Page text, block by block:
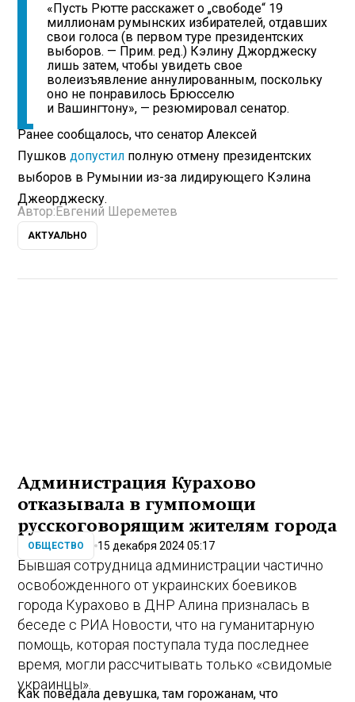
«Пусть Рютте расскажет о „свободе“ 19
миллионам румынских избирателей, отдавших
свои голоса (в первом туре президентских
выборов. — Прим. ред.) Кэлину Джорджеску
лишь затем, чтобы увидеть свое
волеизъявление аннулированным, поскольку
оно не понравилось Брюсселю
и Вашингтону», — резюмировал сенатор.
Ранее сообщалось, что сенатор Алексей
Пушков допустил полную отмену президентских
выборов в Румынии из-за лидирующего Кэлина
Джеорджеску.
Автор: Евгений Шереметев
АКТУАЛЬНО
Администрация Курахово
отказывала в гумпомощи
русскоговорящим жителям города
ОБЩЕСТВО 15 декабря 2024 05:17
Бывшая сотрудница администрации частично
освобожденного от украинских боевиков
города Курахово в ДНР Алина призналась в
беседе с РИА Новости, что на гуманитарную
помощь, которая поступала туда последнее
время, могли рассчитывать только «свидомые
украинцы».
Как поведала девушка, там горожанам, что